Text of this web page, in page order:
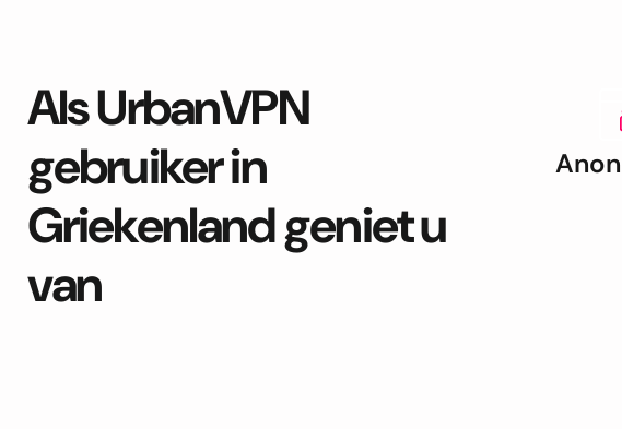
Als UrbanVPN
gebruiker in
Griekenland geniet u
van